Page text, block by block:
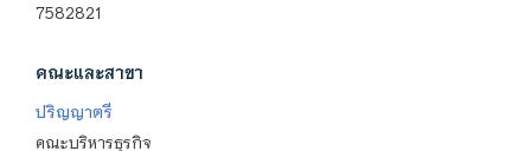
7582821
คณะและสาขา
ปริญญาตรี
คณะบริหารธุรกิจ